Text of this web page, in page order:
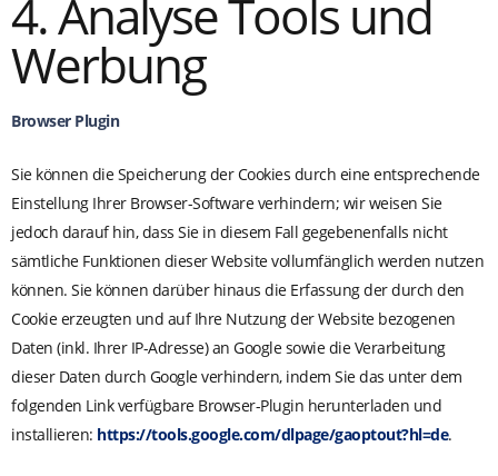
4. Analyse Tools und
Werbung
Browser Plugin
Sie können die Speicherung der Cookies durch eine entsprechende
Einstellung Ihrer Browser-Software verhindern; wir weisen Sie
jedoch darauf hin, dass Sie in diesem Fall gegebenenfalls nicht
sämtliche Funktionen dieser Website vollumfänglich werden nutzen
können. Sie können darüber hinaus die Erfassung der durch den
Cookie erzeugten und auf Ihre Nutzung der Website bezogenen
Daten (inkl. Ihrer IP-Adresse) an Google sowie die Verarbeitung
dieser Daten durch Google verhindern, indem Sie das unter dem
folgenden Link verfügbare Browser-Plugin herunterladen und
installieren: https://tools.google.com/dlpage/gaoptout?hl=de.